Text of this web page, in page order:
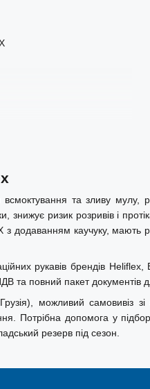
зливу вигрібних ям та
гною, подачі хімічних
для використання на
та зливу мулу,
знижує ризик розривів і
каучуку, мають
рукавів брендів
та повний пакет документів
можливий самовивіз
Потрібна допомога у
резерв під сезон.